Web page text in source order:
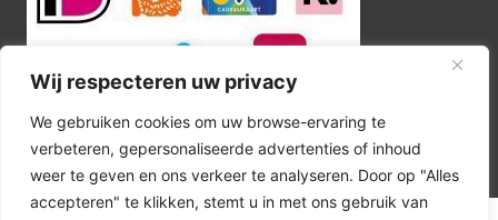
Wij respecteren uw privacy
We gebruiken cookies om uw browse-ervaring te
verbeteren, gepersonaliseerde advertenties of inhoud
weer te geven en ons verkeer te analyseren. Door op "Alles
accepteren" te klikken, stemt u in met ons gebruik van